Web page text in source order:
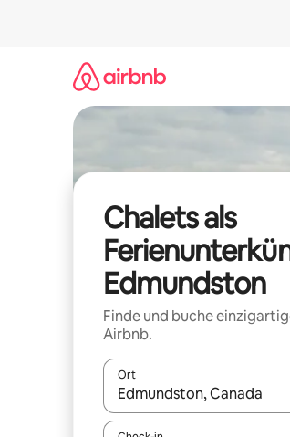
Chalets als
Edmundston
Finde und buche
Airbnb.
Ort
Wenn Ergebnisse verfügbar